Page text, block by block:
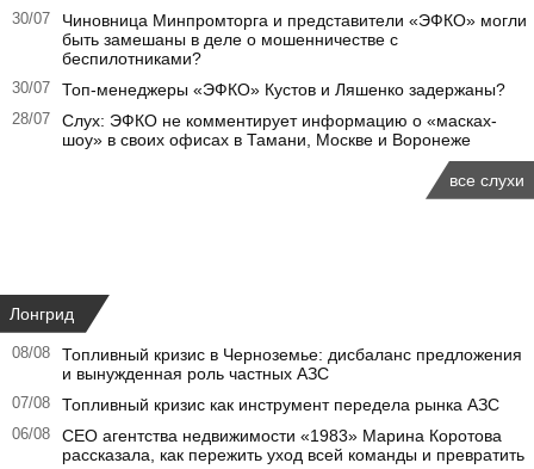
30/07
Чиновница Минпромторга и представители «ЭФКО» могли
быть замешаны в деле о мошенничестве с
беспилотниками?
30/07 Топ-менеджеры «ЭФКО» Кустов и Ляшенко задержаны?
28/07
Слух: ЭФКО не комментирует информацию о «масках-
шоу» в своих офисах в Тамани, Москве и Воронеже
все слухи
Лонгрид
08/08
Топливный кризис в Черноземье: дисбаланс предложения
и вынужденная роль частных АЗС
07/08 Топливный кризис как инструмент передела рынка АЗС
06/08
CEO агентства недвижимости «1983» Марина Коротова
рассказала, как пережить уход всей команды и превратить